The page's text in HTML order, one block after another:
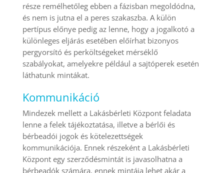
része remélhetőleg ebben a fázisban megoldódna,
és nem is jutna el a peres szakaszba. A külön
pertípus előnye pedig az lenne, hogy a jogalkotó a
különleges eljárás esetében előírhat bizonyos
pergyorsító és perköltségeket mérséklő
szabályokat, amelyekre például a sajtóperek esetén
láthatunk mintákat.
Kommunikáció
Mindezek mellett a Lakásbérleti Központ feladata
lenne a felek tájékoztatása, illetve a bérlői és
bérbeadói jogok és kötelezettségek
kommunikációja. Ennek részeként a Lakásbérleti
Központ egy szerződésmintát is javasolhatna a
bérbeadók számára, ennek mintája lehet akár a